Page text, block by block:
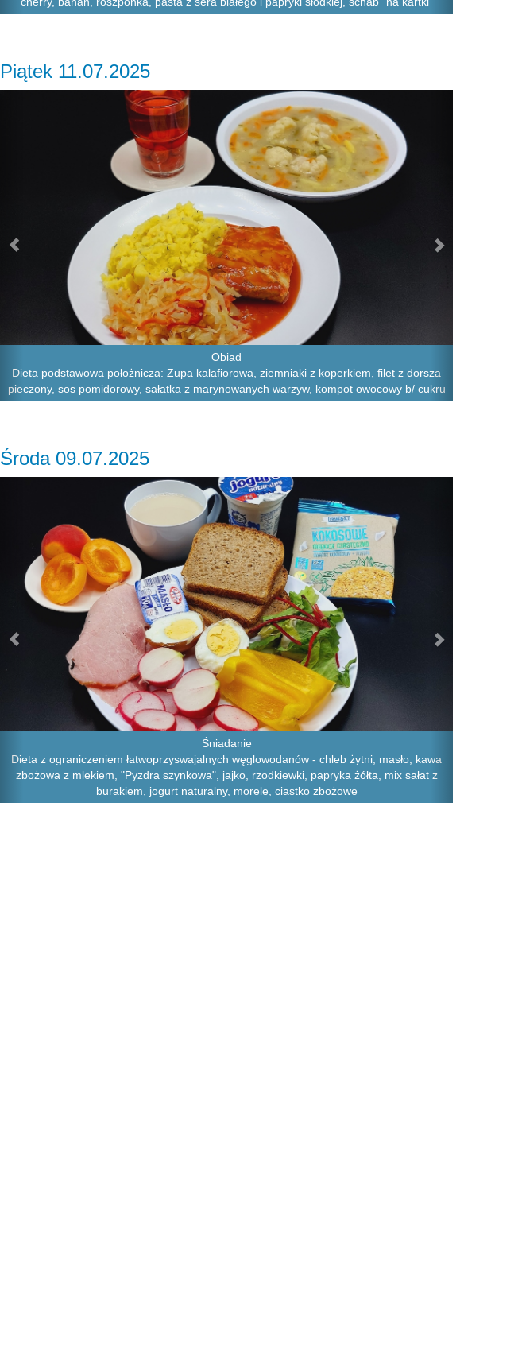
Piątek 11.07.2025
Obiad
Dieta podstawowa położnicza: Zupa kalafiorowa, ziemniaki z koperkiem, filet z dorsza
pieczony, sos pomidorowy, sałatka z marynowanych warzyw, kompot owocowy b/ cukru
Środa 09.07.2025
Śniadanie
Dieta z ograniczeniem łatwoprzyswajalnych węglowodanów - chleb żytni, masło, kawa
zbożowa z mlekiem, "Pyzdra szynkowa", jajko, rzodkiewki, papryka żółta, mix sałat z
burakiem, jogurt naturalny, morele, ciastko zbożowe